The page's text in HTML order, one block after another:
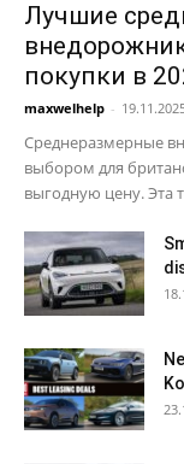
Лучшие
покупки в
maxwelhelp -
Среднеразмерные
выбором для
выгодную цену. Эта